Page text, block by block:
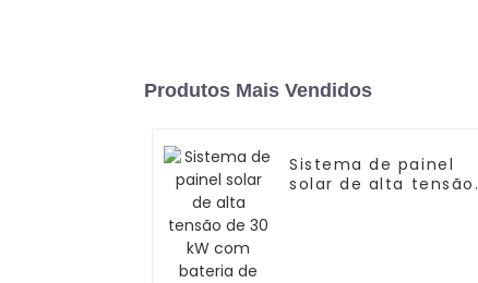
Produtos Mais Vendidos
Sistema de painel
solar de alta tensão